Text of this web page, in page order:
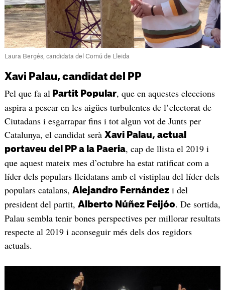
Laura Bergés, candidata del Comú de Lleida
Xavi Palau, candidat del PP
Pel que fa al Partit Popular, que en aquestes eleccions
aspira a pescar en les aigües turbulentes de l’electorat de
Ciutadans i esgarrapar fins i tot algun vot de Junts per
Catalunya, el candidat serà Xavi Palau, actual
portaveu del PP a la Paeria, cap de llista el 2019 i
que aquest mateix mes d’octubre ha estat ratificat com a
líder dels populars lleidatans amb el vistiplau del líder dels
populars catalans, Alejandro Fernándezi del
president del partit, Alberto Núñez Feijóo. De sortida,
Palau sembla tenir bones perspectives per millorar resultats
respecte al 2019 i aconseguir més dels dos regidors
actuals.